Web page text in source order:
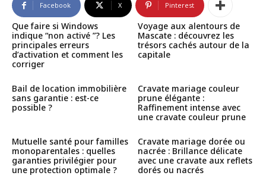
Facebook X Pinterest
Que faire si Windows
indique “non activé ”? Les
principales erreurs
d’activation et comment les
corriger
Voyage aux alentours de
Mascate : découvrez les
trésors cachés autour de la
capitale
Bail de location immobilière
sans garantie : est-ce
possible ?
Cravate mariage couleur
prune élégante :
Raffinement intense avec
une cravate couleur prune
Mutuelle santé pour familles
monoparentales : quelles
garanties privilégier pour
une protection optimale ?
Cravate mariage dorée ou
nacrée : Brillance délicate
avec une cravate aux reflets
dorés ou nacrés